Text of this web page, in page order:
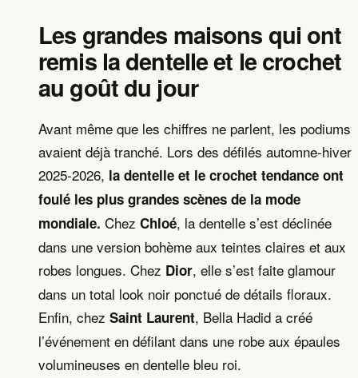
Les grandes maisons qui ont
remis la dentelle et le crochet
au goût du jour
Avant même que les chiffres ne parlent, les podiums
avaient déjà tranché. Lors des défilés automne-hiver
2025-2026, la dentelle et le crochet tendance ont
foulé les plus grandes scènes de la mode
mondiale. Chez Chloé, la dentelle s’est déclinée
dans une version bohème aux teintes claires et aux
robes longues. Chez Dior, elle s’est faite glamour
dans un total look noir ponctué de détails floraux.
Enfin, chez Saint Laurent, Bella Hadid a créé
l’événement en défilant dans une robe aux épaules
volumineuses en dentelle bleu roi.